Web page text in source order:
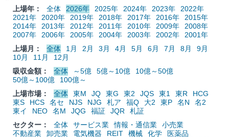
上場年：
全体 2026年 2025年 2024年 2023年
2022年
2021年
2020年 2019年 2018年 2017年 2016年
2015年
2014年
2013年 2012年 2011年 2010年 2009年
2008年
2007年
2006年 2005年 2004年 2003年 2002年
2001年
上場月：
全体 1月 2月 3月 4月 5月 6月 7月 8月
9月
10月
11月
12月
吸収金額：
全体 ～5億 5億～10億
10億～50億
50億～100億
100億～
上場市場：
全体 東M JQ 東G 東2 JQS 東1 東R
HCG
東S
HCS 名セ NJS NJG 札ア 福Q 大2 東P 名N
名2
東イ
NEO 名M JQG 福証 JQR
札証
セクター：
全体 サービス業 情報・通信業
小売業
不動産業
卸売業 電気機器 REIT 機械 化学
医薬品